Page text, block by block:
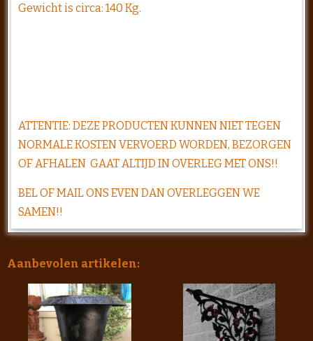
Gewicht is circa: 140 Kg.
ATTENTIE: DEZE PRODUCTEN KUNNEN NIET TEGEN
NORMALE KOSTEN VERVOERD WORDEN, BEZORGEN
OF AFHALEN GAAT ALTIJD IN OVERLEG MET ONS!!
BEL OF MAIL ONS EVEN DAN OVERLEGGEN WE
SAMEN!!
Aanbevolen artikelen: